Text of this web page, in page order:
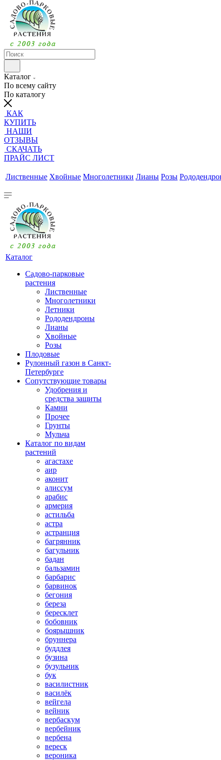
Каталог
По всему сайту
По каталогу
КАК
КУПИТЬ
НАШИ
ОТЗЫВЫ
СКАЧАТЬ
ПРАЙС ЛИСТ
Лиственные Хвойные Многолетники Лианы Розы
Каталог
Садово-парковые
растения
Лиственные
Многолетники
Летники
Рододендроны
Лианы
Хвойные
Розы
Плодовые
Рулонный газон в Санкт-
Петербурге
Сопутствующие товары
Удобрения и
средства защиты
Камни
Прочее
Грунты
Мульча
Каталог по видам
растений
агастахе
аир
аконит
алиссум
арабис
армерия
астильба
астра
астранция
багрянник
багульник
бадан
бальзамин
барбарис
барвинок
бегония
береза
бересклет
бобовник
боярышник
бруннера
буддлея
бузина
бузульник
бук
василистник
василёк
вейгела
вейник
вербаскум
вербейник
вербена
вереск
вероника